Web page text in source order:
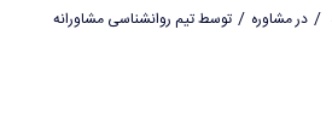
/ درمشاوره / توسطتیم روانشناسی مشاورانه